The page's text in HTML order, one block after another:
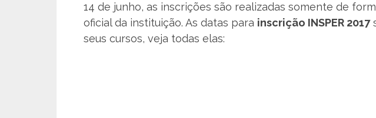
14 de junho, as inscrições são realizadas somente de
oficial da instituição. As datas para inscrição INSPER 2017
seus cursos, veja todas elas: